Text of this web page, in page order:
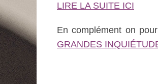
LIRE LA SUITE ICI
En complément on
GRANDES